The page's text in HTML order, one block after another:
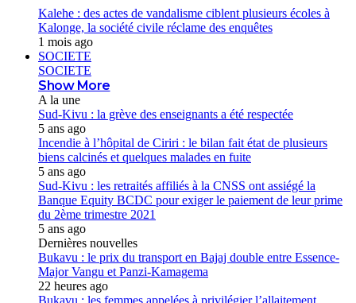
Kalehe : des actes de vandalisme ciblent plusieurs écoles à
Kalonge, la société civile réclame des enquêtes
1 mois ago
SOCIETE
SOCIETE
Show More
A la une
Sud-Kivu : la grève des enseignants a été respectée
5 ans ago
Incendie à l’hôpital de Ciriri : le bilan fait état de plusieurs
biens calcinés et quelques malades en fuite
5 ans ago
Sud-Kivu : les retraités affiliés à la CNSS ont assiégé la
Banque Equity BCDC pour exiger le paiement de leur prime
du 2ème trimestre 2021
5 ans ago
Dernières nouvelles
Bukavu : le prix du transport en Bajaj double entre Essence-
Major Vangu et Panzi-Kamagema
22 heures ago
Bukavu : les femmes appelées à privilégier l’allaitement